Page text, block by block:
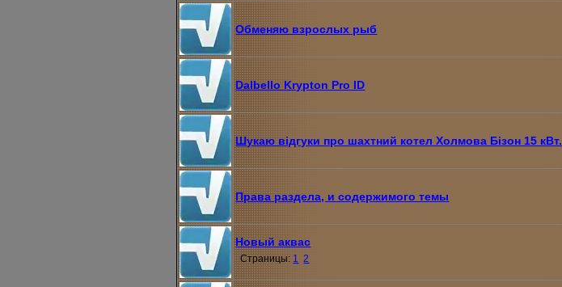
Обменяю взрослых рыб
Dalbello Krypton Pro ID
Шукаю відгуки про шахтний котел Холмова Бізон 15 кВт.
Права раздела, и содержимого темы
Новый аквас
Страницы: 1 2